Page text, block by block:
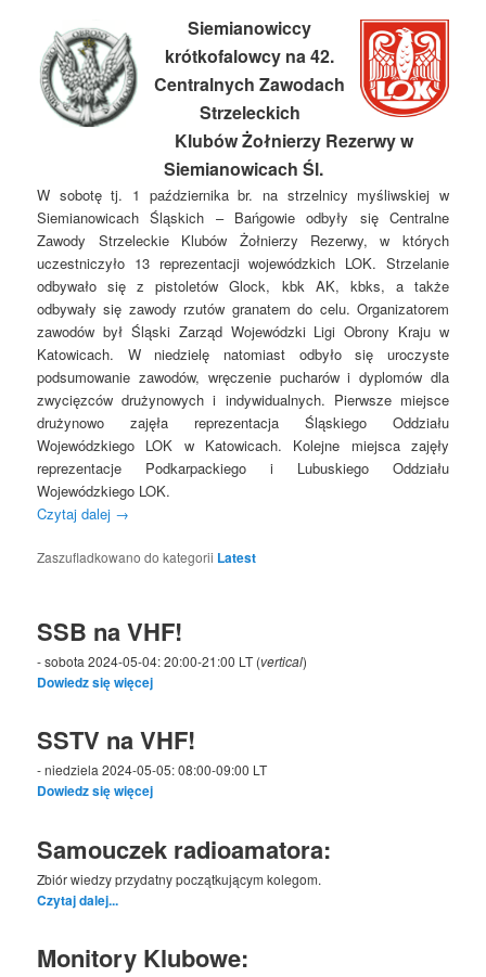
Siemianowiccy
krótkofalowcy na 42.
Centralnych Zawodach
Strzeleckich
Klubów Żołnierzy Rezerwy w
Siemianowicach Śl.
W sobotę tj. 1 października br. na strzelnicy myśliwskiej w
Siemianowicach Śląskich – Bańgowie odbyły się Centralne
Zawody Strzeleckie Klubów Żołnierzy Rezerwy, w których
uczestniczyło 13 reprezentacji wojewódzkich LOK. Strzelanie
odbywało się z pistoletów Glock, kbk AK, kbks, a także
odbywały się zawody rzutów granatem do celu. Organizatorem
zawodów był Śląski Zarząd Wojewódzki Ligi Obrony Kraju w
Katowicach. W niedzielę natomiast odbyło się uroczyste
podsumowanie zawodów, wręczenie pucharów i dyplomów dla
zwycięzców drużynowych i indywidualnych. Pierwsze miejsce
drużynowo zajęła reprezentacja Śląskiego Oddziału
Wojewódzkiego LOK w Katowicach. Kolejne miejsca zajęły
reprezentacje Podkarpackiego i Lubuskiego Oddziału
Wojewódzkiego LOK.
Czytaj dalej →
Zaszufladkowano do kategorii Latest
SSB na VHF!
- sobota 2024-05-04: 20:00-21:00 LT (vertical)
Dowiedz się więcej
SSTV na VHF!
- niedziela 2024-05-05: 08:00-09:00 LT
Dowiedz się więcej
Samouczek radioamatora:
Zbiór wiedzy przydatny początkującym kolegom.
Czytaj dalej...
Monitory Klubowe: